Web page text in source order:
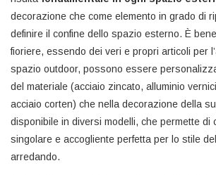
decorazione che come elemento in grado di
definire il confine dello spazio esterno. È
fioriere, essendo dei veri e propri articoli per
spazio outdoor, possono essere
del materiale (acciaio zincato, alluminio
acciaio corten) che nella decorazione della
disponibile in diversi modelli, che permette di
singolare e accogliente perfetta per lo stile
arredando.